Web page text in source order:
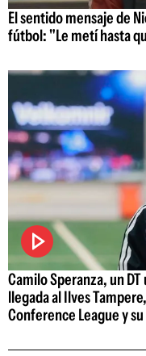
El sentido mensaje de
fútbol: "Le metí hasta
Camilo Speranza, un
llegada al Ilves
Conference League y